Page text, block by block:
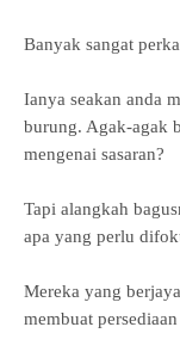
Banyak sangat
Ianya seakan anda
burung. Agak-agak
mengenai sasaran?
Tapi alangkah
apa yang perlu
Mereka yang
membuat